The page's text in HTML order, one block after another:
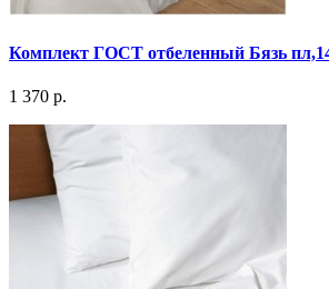
Комплект ГОСТ отбеленный Бязь
1 370 р.